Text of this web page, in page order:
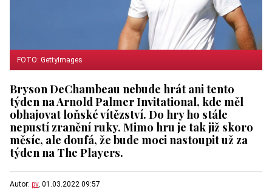
FOTO: GettyImages
Bryson DeChambeau nebude hrát ani tento
týden na Arnold Palmer Invitational, kde měl
obhajovat loňské vítězství. Do hry ho stále
nepustí zranění ruky. Mimo hru je tak již skoro
měsíc, ale doufá, že bude moci nastoupit už za
týden na The Players.
Autor: pv, 01.03.2022 09:57